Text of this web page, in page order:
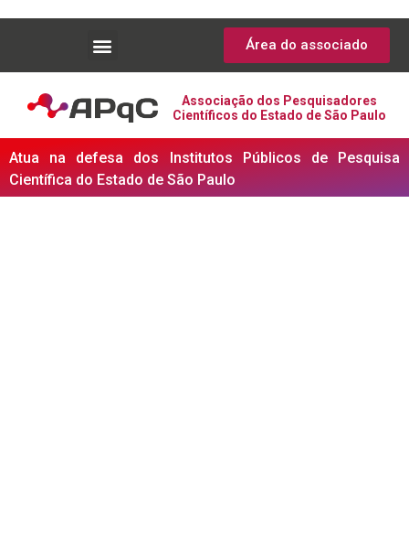
Área do associado
Associação dos Pesquisadores
Científicos do Estado de São Paulo
Atua na defesa dos Institutos Públicos de Pesquisa
Científica do Estado de São Paulo